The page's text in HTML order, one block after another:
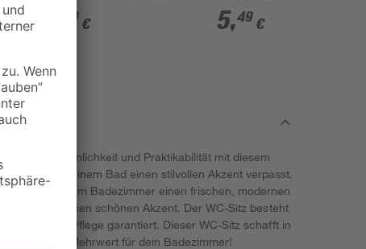
K1000
79 € 5,49 €
aus Bequemlichkeit und Praktikabilität mit diesem
Sitz, der deinem Bad einen stilvollen Akzent verpasst.
Sitz deinem Badezimmer einen frischen, modernen
setzt er einen schönen Akzent. Der WC-Sitz besteht
einfache Pflege garantiert. Dieser WC-Sitz schafft in
echten Mehrwert für dein Badezimmer!